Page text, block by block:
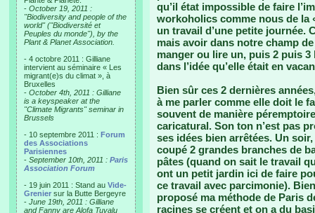
- October 19, 2011 :
"Biodiversity and people of the
world" ("Biodiversité et
Peuples du monde"), by the
Plant & Planet Association.
- 4 octobre 2011 : Gilliane
intervient au séminaire « Les
migrant(e)s du climat », à
Bruxelles
- October 4th, 2011 : Gilliane
is a keyspeaker at the
"Climate Migrants" seminar in
Brussels
- 10 septembre 2011 : Forum
des Associations
Parisiennes
- September 10th, 2011 : Paris
Association Forum
- 19 juin 2011 : Stand au Vide-
Grenier sur la Butte Bergeyre
- June 19th, 2011 : Gilliane
and Fanny are Alofa Tuvalu
qu’il état impossible de faire
workoholics comme nous de la
un travail d’une petite journée.
mais avoir dans notre champ
manger ou lire un, puis 2 puis
dans l’idée qu’elle était en
Bien sûr ces 2 dernières
à me parler comme elle doit le
souvent de manière
caricatural. Son ton n’est pas
ses idées bien arrêtées. Un
coupé 2 grandes branches de
pâtes (quand on sait le travail
ont un petit jardin ici de faire
ce travail avec parcimonie).
proposé ma méthode de Paris
racines se créent et on a du